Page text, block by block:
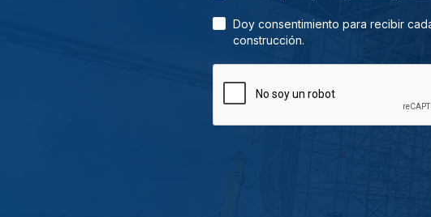
Doy consentimiento para recibir
construcción.